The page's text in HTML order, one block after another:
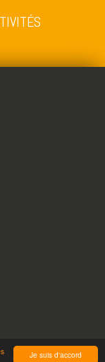
Je suis d'accord